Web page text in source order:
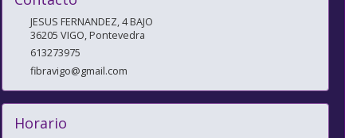
JESUS FERNANDEZ, 4 BAJO
36205 VIGO,Pontevedra
613273975
fibravigo@gmail.com
Horario